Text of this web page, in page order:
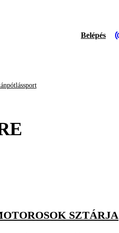
Belépés
SZTÁRJA